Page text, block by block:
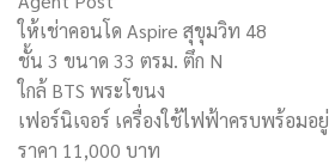
ให้เช่าคอนโด Aspire สุขุมวิท 48
ชั้น 3 ขนาด 33 ตรม. ตึก N
ใกล้ BTS พระโขนง
เฟอร์นิเจอร์ เครื่องใช้ไฟฟ้าครบพร้อมอยู่
ราคา 11,000 บาท